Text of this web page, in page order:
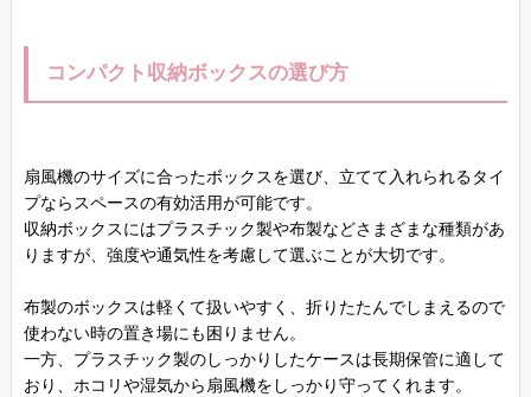
コンパクト収納ボックスの選び方
扇風機のサイズに合ったボックスを選び、立てて入れられるタイ
プならスペースの有効活用が可能です。
収納ボックスにはプラスチック製や布製などさまざまな種類があ
りますが、強度や通気性を考慮して選ぶことが大切です。
布製のボックスは軽くて扱いやすく、折りたたんでしまえるので
使わない時の置き場にも困りません。
一方、プラスチック製のしっかりしたケースは長期保管に適して
おり、ホコリや湿気から扇風機をしっかり守ってくれます。